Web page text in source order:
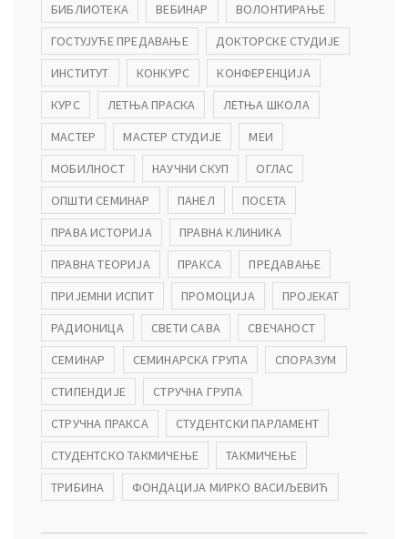
БИБЛИОТЕКА
ВЕБИНАР
ВОЛОНТИРАЊЕ
ГОСТУЈУЋЕ ПРЕДАВАЊЕ
ДОКТОРСКЕ СТУДИЈЕ
ИНСТИТУТ
КОНКУРС
КОНФЕРЕНЦИЈА
КУРС
ЛЕТЊА ПРАСКА
ЛЕТЊА ШКОЛА
МАСТЕР
МАСТЕР СТУДИЈЕ
МЕИ
МОБИЛНОСТ
НАУЧНИ СКУП
ОГЛАС
ОПШТИ СЕМИНАР
ПАНЕЛ
ПОСЕТА
ПРАВА ИСТОРИЈА
ПРАВНА КЛИНИКА
ПРАВНА ТЕОРИЈА
ПРАКСА
ПРЕДАВАЊЕ
ПРИЈЕМНИ ИСПИТ
ПРОМОЦИЈА
ПРОЈЕКАТ
РАДИОНИЦА
СВЕТИ САВА
СВЕЧАНОСТ
СЕМИНАР
СЕМИНАРСКА ГРУПА
СПОРАЗУМ
СТИПЕНДИЈЕ
СТРУЧНА ГРУПА
СТРУЧНА ПРАКСА
СТУДЕНТСКИ ПАРЛАМЕНТ
СТУДЕНТСКО ТАКМИЧЕЊЕ
ТАКМИЧЕЊЕ
ТРИБИНА
ФОНДАЦИЈА МИРКО ВАСИЉЕВИЋ